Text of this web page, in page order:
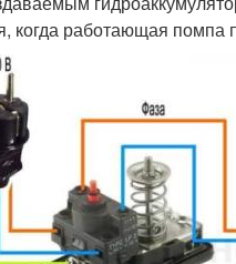
когда работающая помпа